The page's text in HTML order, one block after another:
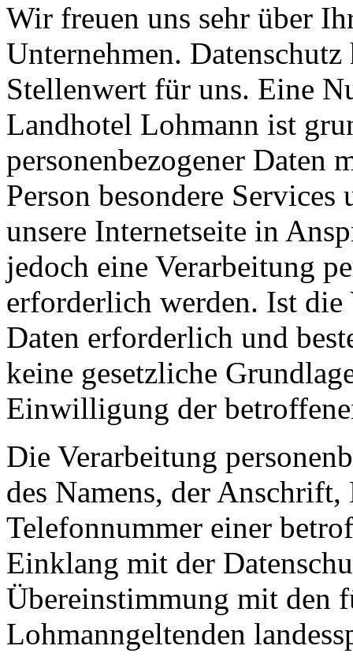
Wir freuen uns sehr über
Unternehmen.
Stellenwert für uns. Eine
Landhotel Lohmann ist
personenbezogener Daten
Person besondere Services
unsere Internetseite in
jedoch eine Verarbeitung
erforderlich werden. Ist die
Daten erforderlich und
keine gesetzliche
Einwilligung der
Die Verarbeitung
des Namens, der
Telefonnummer einer
Einklang mit der
Übereinstimmung mit den
Lohmanngeltenden